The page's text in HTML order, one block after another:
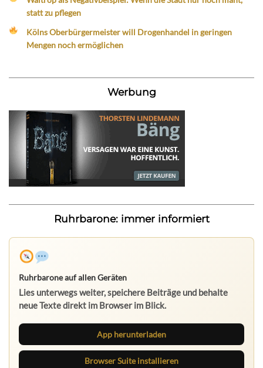
statt zu pflegen
Kölns Oberbürgermeister will Drogenhandel in geringen
Mengen noch ermöglichen
Werbung
Ruhrbarone: immer informiert
Ruhrbarone auf allen Geräten
Lies unterwegs weiter, speichere Beiträge und behalte
neue Texte direkt im Browser im Blick.
App herunterladen
Browser Suite installieren